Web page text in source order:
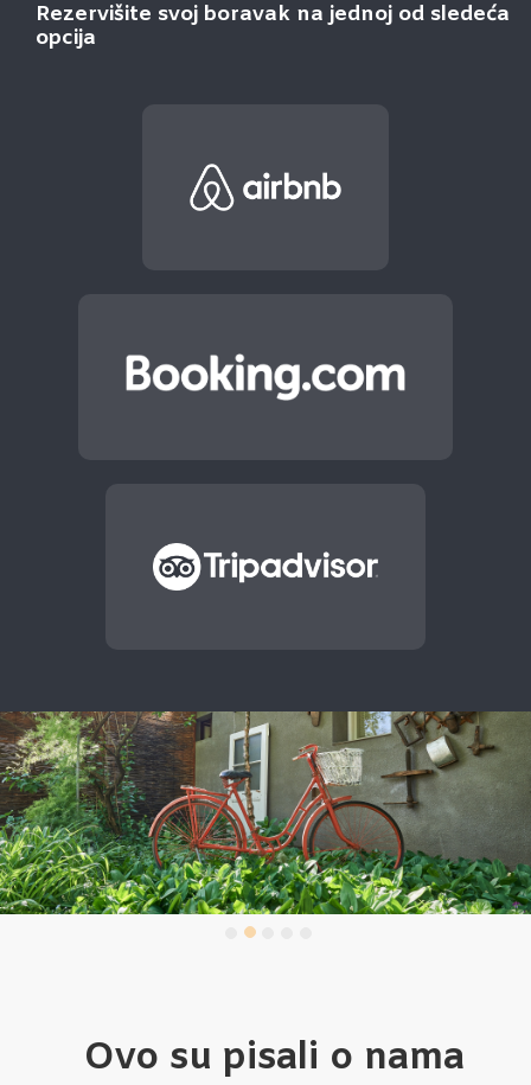
Rezervišite svoj boravak na jednoj od sledeća
opcija
Ovo su pisali o nama